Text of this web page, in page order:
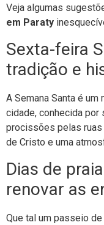
Veja algumas
em Paraty
Sexta-feira
tradição e
A Semana Santa é
cidade, conhecida
procissões pelas ruas
de Cristo e uma
Dias de
renovar as
Que tal um passeio